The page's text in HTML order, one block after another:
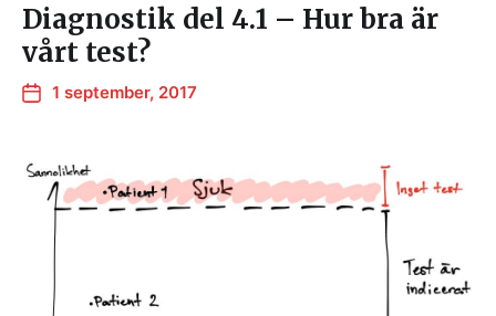
Diagnostik del 4.1 – Hur bra är
vårt test?
1 september, 2017